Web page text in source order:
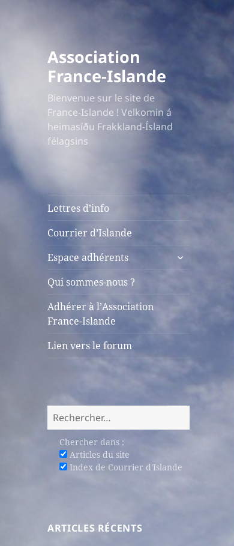
Association
France-Islande
Bienvenue sur le site de
France-Islande ! Velkomin á
heimasíðu Frakkland-Ísland
félagsins
Lettres d’info
Courrier d’Islande
Espace adhérents
ouvrir
menu
Qui sommes-nous ?
Adhérer à l’Association
France-Islande
Lien vers le forum
Rechercher :
Chercher dans :
Articles du site
Index de Courrier d'Islande
ARTICLES RÉCENTS